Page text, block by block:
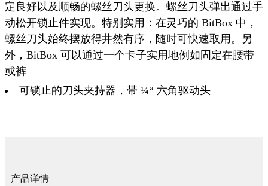
定良好以及顺畅的螺丝刀头更换。螺丝刀头弹出通过手
动松开锁止件实现。特别实用：在灵巧的 BitBox 中，
螺丝刀头始终摆放得井然有序，随时可快速取用。另
外，BitBox 可以通过一个卡子实用地例如固定在腰带
或裤
可锁止的刀头夹持器，带 ¼“ 六角驱动头
产品详情